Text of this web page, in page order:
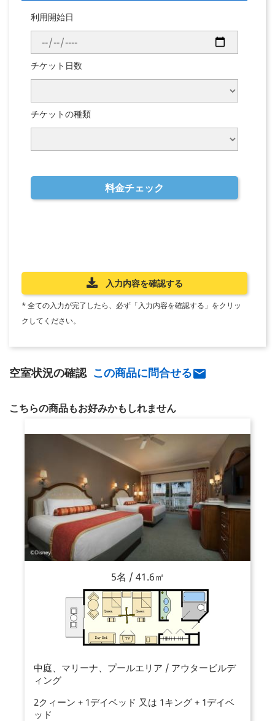
利用開始日
チケット日数
チケットの種類
料金チェック
入力内容を確認する
* 全ての入力が完了したら、必ず「入力内容を確認する」をクリッ
クしてください。
空室状況の確認 この商品に問合せる
こちらの商品もお好みかもしれません
5名 / 41.6㎡
中庭、マリーナ、プールエリア / アウタービルデ
ィング
2クィーン + 1デイベッド 又は 1キング + 1デイベ
ッド